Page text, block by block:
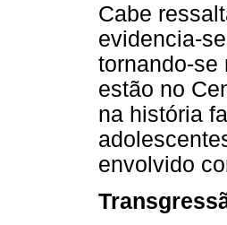
Cabe
evidencia-
tornando-se
estão no
na história
envolvido